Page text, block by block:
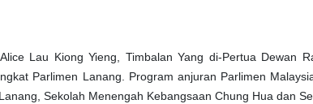
Lau Kiong Yieng, TimbalanYang di-Pertua Dewan
Parlimen Lanang. Program anjuran Parlimen
Sekolah Menengah Kebangsaan Chung Hua dan